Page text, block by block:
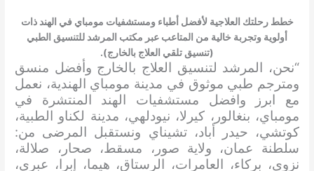
خطط رحلتك العلاجية لأفضل أطباء ومستشفيات مومباي في الهند ذات
أولوية وتجربة خالية من المتاعب عبر مكتب المرشد للتنسيق الطبي
(تنسيق تلقي العلاج بالخارج).
“نحن، المرشد لتنسيق العلاج بالخارج وأفضل منسق
ومترجم طبي موثوق في مدينة مومباي الهندية، نعمل
مع ابرز وافضل مستشفيات الهند المنتشرة في
مومباي، بنغالور، كيرلا، نيودلهي، مدينة لكناو الطبية،
كوتشي، حيدر أباد، تشيناي ونستقبل المرضى من:
سلطنة عمان، ولاية صور، مسقط، صحار، صلالة،
نزوى، بركاء، العامرات، الرستاق، هيما، إبرا، عبري،